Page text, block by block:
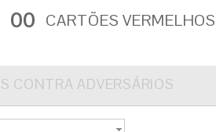
00 CARTÕES VERMELHOS
CONTRA ADVERSÁRIOS